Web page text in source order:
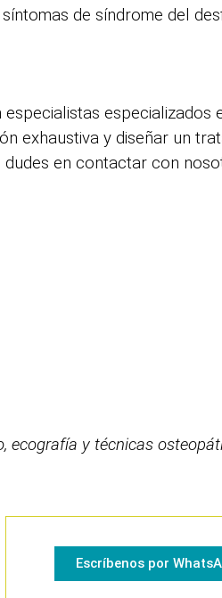
de síndrome del
especialistas
exhaustiva y diseñar un
en contactar con
ecografía y técnicas
Escríbenos por